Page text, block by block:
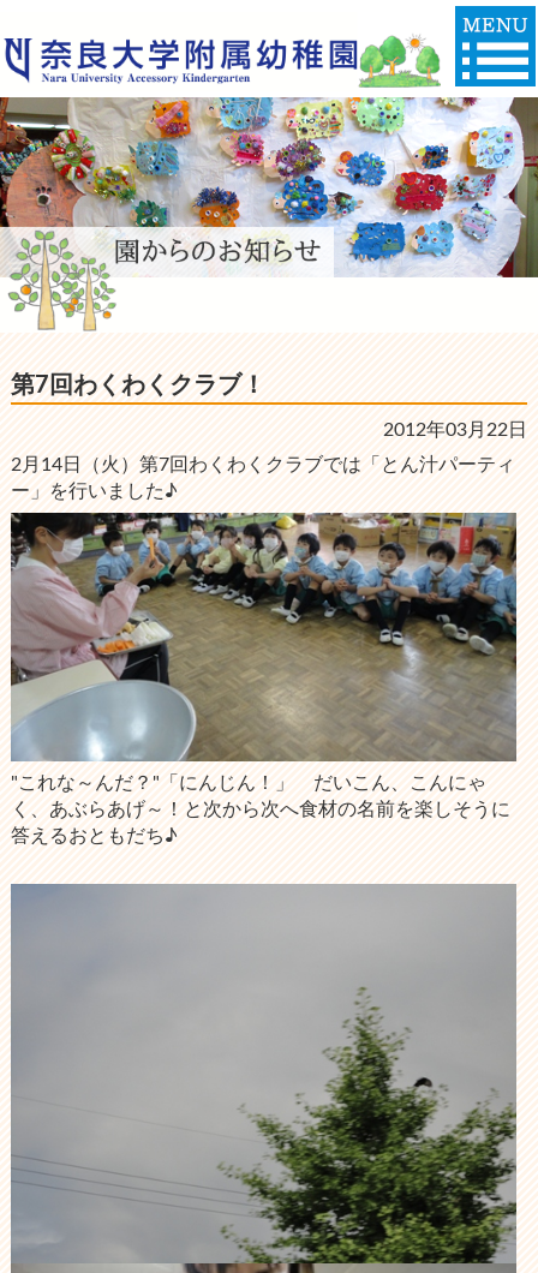
第7回わくわくクラブ！
2012年03月22日
2月14日（火）第7回わくわくクラブでは「とん汁パーティ
ー」を行いました♪
"これな～んだ？"「にんじん！」 だいこん、こんにゃ
く、あぶらあげ～！と次から次へ食材の名前を楽しそうに
答えるおともだち♪